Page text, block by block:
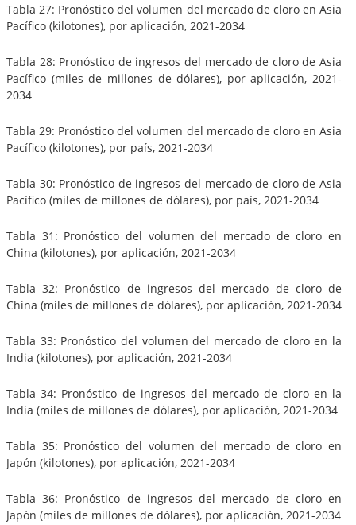
Tabla 27: Pronóstico del volumen del mercado de cloro en Asia
Pacífico (kilotones), por aplicación, 2021-2034
Tabla 28: Pronóstico de ingresos del mercado de cloro de Asia
Pacífico (miles de millones de dólares), por aplicación, 2021-
2034
Tabla 29: Pronóstico del volumen del mercado de cloro en Asia
Pacífico (kilotones), por país, 2021-2034
Tabla 30: Pronóstico de ingresos del mercado de cloro de Asia
Pacífico (miles de millones de dólares), por país, 2021-2034
Tabla 31: Pronóstico del volumen del mercado de cloro en
China (kilotones), por aplicación, 2021-2034
Tabla 32: Pronóstico de ingresos del mercado de cloro de
China (miles de millones de dólares), por aplicación, 2021-2034
Tabla 33: Pronóstico del volumen del mercado de cloro en la
India (kilotones), por aplicación, 2021-2034
Tabla 34: Pronóstico de ingresos del mercado de cloro en la
India (miles de millones de dólares), por aplicación, 2021-2034
Tabla 35: Pronóstico del volumen del mercado de cloro en
Japón (kilotones), por aplicación, 2021-2034
Tabla 36: Pronóstico de ingresos del mercado de cloro en
Japón (miles de millones de dólares), por aplicación, 2021-2034